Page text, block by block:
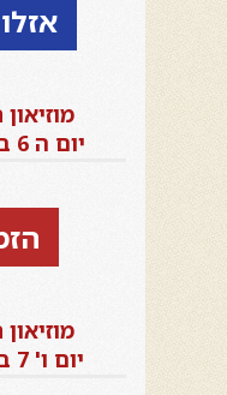
יום ה 6 במרץ בשעה 19:00
יום ו' 7 במרץ בשעה 21:00